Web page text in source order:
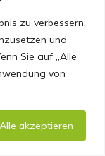
zu verbessern,
und
Sie auf „Alle
von
Alle akzeptieren